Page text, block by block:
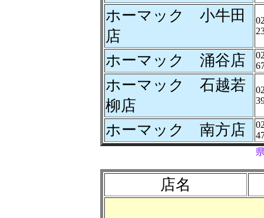
ホーマック 小牛田
店
ホーマック 涌谷店
ホーマック 石越若
柳店
ホーマック 南方店
店名